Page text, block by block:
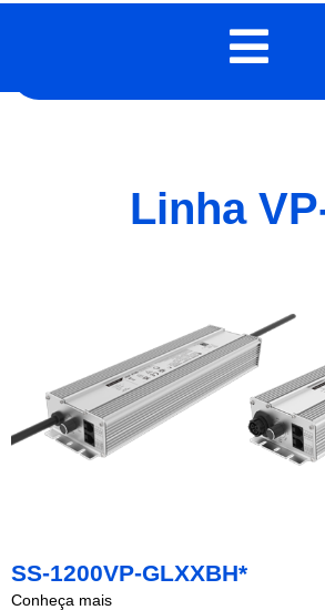
Linha
SS-1200VP-GLXXBH*
Conheça mais